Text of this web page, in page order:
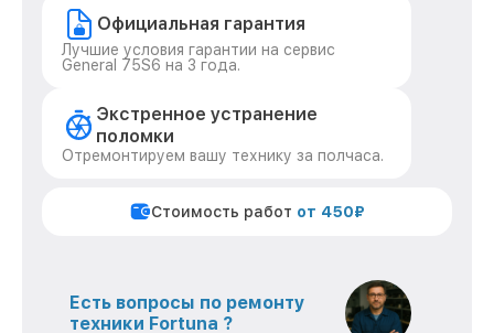
Официальная гарантия
Лучшие условия гарантии на сервис
General 75S6 на 3 года.
Экстренное устранение
поломки
Отремонтируем вашу технику за полчаса.
Стоимость работ от 450₽
Есть вопросы по ремонту
техники Fortuna ?